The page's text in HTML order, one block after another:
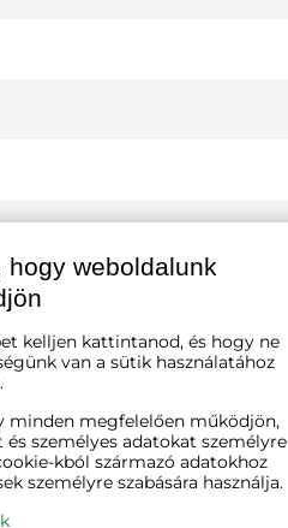
weboldalunk
kelljen kattintanod, és hogy ne
van a sütik használatához
minden megfelelően működjön,
személyes adatokat személyre
kból származó adatokhoz
személyre szabására használja.